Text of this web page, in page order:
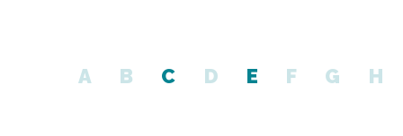
A B C D E F G H